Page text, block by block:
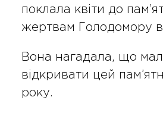
поклала квіти до
жертвам Голодомору в
Вона нагадала, що
відкривати цей
року.